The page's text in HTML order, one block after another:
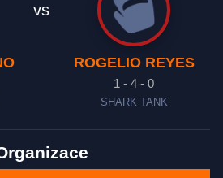
vs
ROGELIO REYES
1 - 4 - 0
SHARK TANK